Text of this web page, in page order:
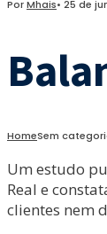
PorMhais• 25 de
HomeSem
Um estudo
Real e
clientes nem